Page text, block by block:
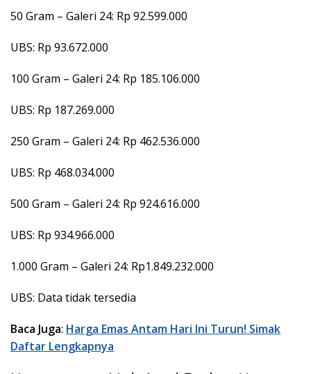
50 Gram – Galeri 24: Rp 92.599.000
UBS: Rp 93.672.000
100 Gram – Galeri 24: Rp 185.106.000
UBS: Rp 187.269.000
250 Gram – Galeri 24: Rp 462.536.000
UBS: Rp 468.034.000
500 Gram – Galeri 24: Rp 924.616.000
UBS: Rp 934.966.000
1.000 Gram – Galeri 24: Rp1.849.232.000
UBS: Data tidak tersedia
Baca Juga: Harga Emas Antam Hari Ini Turun! Simak
Daftar Lengkapnya